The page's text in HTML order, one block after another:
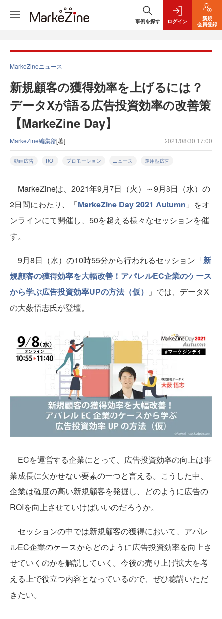
事例を探す ログイン
新規
会員登録
MarkeZineニュース
新規顧客の獲得効率を上げるには？
データXが語る広告投資効率の改善策
【MarkeZine Day】
MarkeZine編集部[著] 2021/08/30 17:00
動画広告 ROI プロモーション ニュース 運用型広告
MarkeZineは、2021年9月7日（火）～9月8日（水）の
2日間にわたり、「MarkeZine Day 2021 Autumn 」をオ
ンラインにて開催し、50を超える様々なセッションを催
す。
9月8日（水）の10時55分から行われるセッション「新
規顧客の獲得効率を大幅改善！アパレルEC企業のケース
から学ぶ広告投資効率UPの方法（仮）
」では、データX
の大薮悟志氏が登壇。
ECを運営する企業にとって、広告投資効率の向上は事
業成長に欠かせない要素の一つと言える。こうした中、
企業は確度の高い新規顧客を発掘し、どのように広告の
ROIを向上させていけばいいのだろうか。
セッションの中では新規顧客の獲得において、アパレ
ルEC企業のケースからどのように広告投資効率を向上さ
せていくのかを解説していく。今後の売り上げ拡大を考
える上で役立つ内容となっているので、ぜひ聴講いただ
きたい。